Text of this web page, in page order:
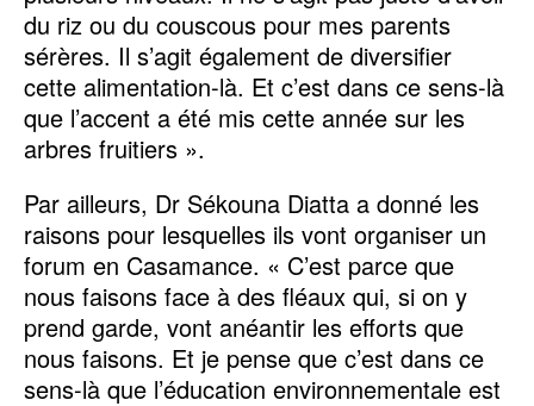
du riz ou du couscous pour mes parents
sérères. Il s’agit également de diversifier
cette alimentation-là. Et c’est dans ce sens-là
que l’accent a été mis cette année sur les
arbres fruitiers ».
Par ailleurs, Dr Sékouna Diatta a donné les
raisons pour lesquelles ils vont organiser un
forum en Casamance. « C’est parce que
nous faisons face à des fléaux qui, si on y
prend garde, vont anéantir les efforts que
nous faisons. Et je pense que c’est dans ce
sens-là que l’éducation environnementale est